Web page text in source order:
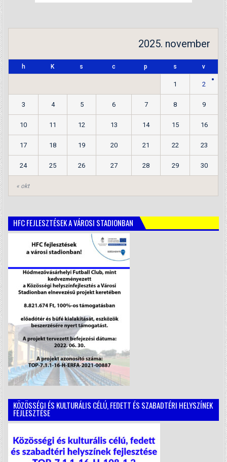
2025. november
h K s c p s v
« okt
1 2
3 4 5 6 7 8 9
10 11 12 13 14 15 16
17 18 19 20 21 22 23
24 25 26 27 28 29 30
HFC FEJLESZTÉSEK A VÁROSI STADIONBAN
KÖZÖSSÉGI ÉS KULTURÁLIS CÉLÚ, FEDETT ÉS SZABADTÉRI HELYSZÍNEK
FEJLESZTÉSE